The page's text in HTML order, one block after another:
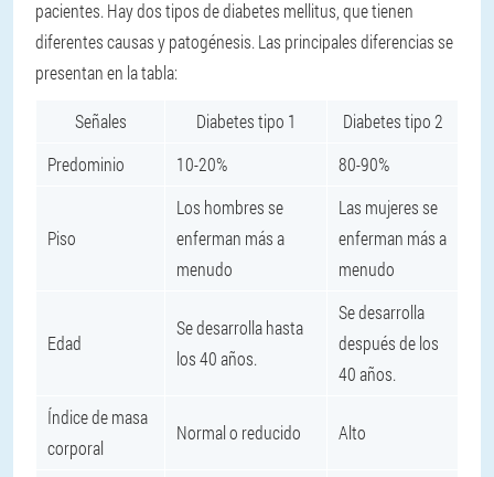
pacientes. Hay dos tipos de diabetes mellitus, que tienen
diferentes causas y patogénesis. Las principales diferencias se
presentan en la tabla:
Señales Diabetes tipo 1
Diabetes tipo 2
Predominio
10-20% 80-90%
Piso
Los hombres se
enferman más a
menudo
Las mujeres se
enferman más a
menudo
Edad
Se desarrolla hasta
los 40 años.
Se desarrolla
después de los
40 años.
Índice de masa
corporal
Normal o reducido Alto